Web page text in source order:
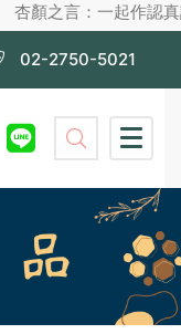
杏顏之言：一起作認
02-2750-5021